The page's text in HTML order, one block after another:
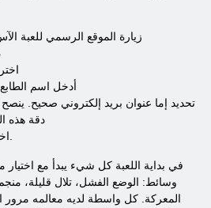
زيارة الموقع الرسمي للعبة
أدخل اسم
تحديد إما عنوان بريد إلكتروني صحيح.
دقة هذه
في بداية اللعبة كل شيء يبدأ مع اختيار
وسائط: الوضع الفشل، تلال قليلة،
المعركة. كل واسطة لديه معالمه مرور